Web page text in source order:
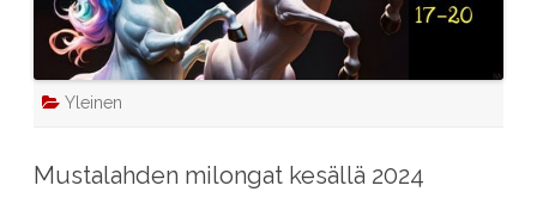
Yleinen
Mustalahden milongat kesällä 2024